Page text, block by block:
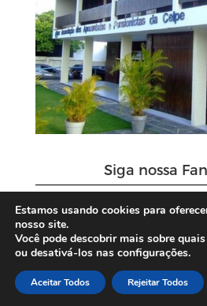
Siga nossa
Estamos usando cookies para
nosso site.
Você pode descobrir mais sobre
ou desativá-los nas configurações.
Aceitar Todos Rejeitar Todos